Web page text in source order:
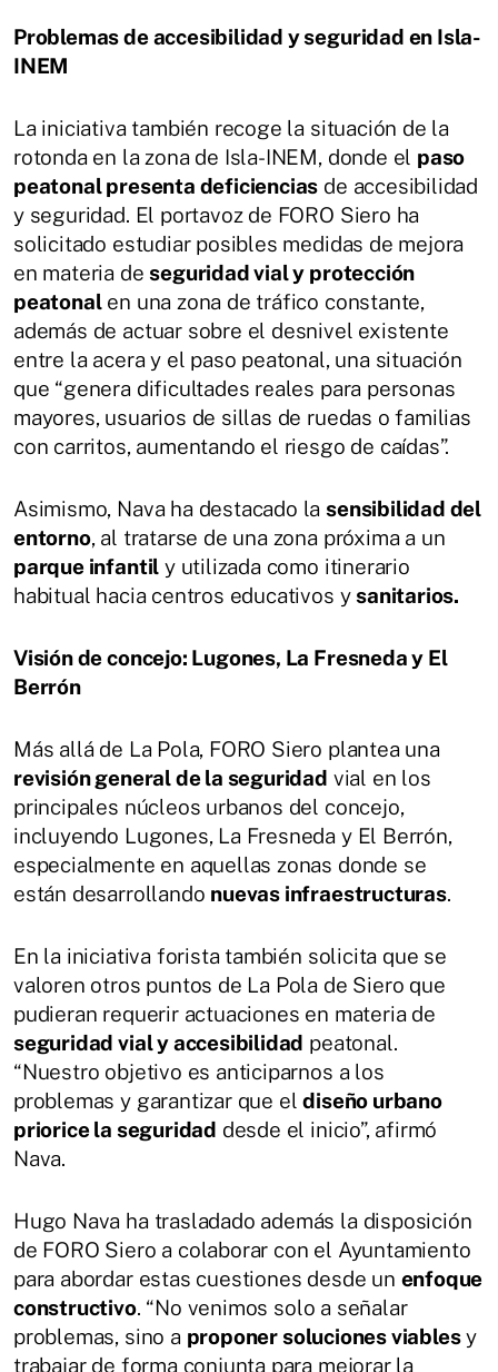
Problemas de accesibilidad y seguridad en Isla-
INEM
La iniciativa también recoge la situación de la
rotonda en la zona de Isla-INEM, donde el paso
peatonal presenta deficiencias de accesibilidad
y seguridad. El portavoz de FORO Siero ha
solicitado estudiar posibles medidas de mejora
en materia deseguridad vial y protección
peatonalen una zona de tráfico constante,
además de actuar sobre el desnivel existente
entre la acera y el paso peatonal, una situación
que “genera dificultades reales para personas
mayores, usuarios de sillas de ruedas o familias
con carritos, aumentando el riesgo de caídas”.
Asimismo, Nava ha destacado lasensibilidad del
entorno, al tratarse de una zona próxima a un
parque infantil y utilizada como itinerario
habitual hacia centros educativos ysanitarios.
Visión de concejo: Lugones, La Fresneda y El
Berrón
Más allá de La Pola, FORO Siero plantea una
revisión general de la seguridad vial en los
principales núcleos urbanos del concejo,
incluyendo Lugones, La Fresneda y El Berrón,
especialmente en aquellas zonas donde se
están desarrollando nuevas infraestructuras.
En la iniciativa forista también solicita que se
valoren otros puntos de La Pola de Siero que
pudieran requerir actuaciones en materia de
seguridad vial y accesibilidad peatonal.
“Nuestro objetivo es anticiparnos a los
problemas y garantizar que eldiseño urbano
priorice la seguridad desde el inicio”, afirmó
Nava.
Hugo Nava ha trasladado además la disposición
de FORO Siero a colaborar con el Ayuntamiento
para abordar estas cuestiones desde un enfoque
constructivo. “No venimos solo a señalar
problemas, sino a proponer soluciones viablesy
trabajar de forma conjunta para mejorar la